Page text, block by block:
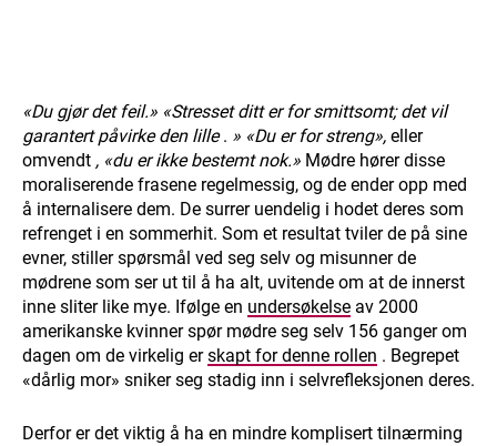
«Du gjør det feil.» «Stresset ditt er for smittsomt; det vil
garantert påvirke den lille. » «Du er for streng», eller
omvendt , «du er ikke bestemt nok.» Mødre hører disse
moraliserende frasene regelmessig, og de ender opp med
å internalisere dem. De surrer uendelig i hodet deres som
refrenget i en sommerhit. Som et resultat tviler de på sine
evner, stiller spørsmål ved seg selv og misunner de
mødrene som ser ut til å ha alt, uvitende om at de innerst
inne sliter like mye. Ifølge en undersøkelse av 2000
amerikanske kvinner spør mødre seg selv 156 ganger om
dagen om de virkelig erskapt for denne rollen . Begrepet
«dårlig mor» sniker seg stadig inn i selvrefleksjonen deres.
Derfor er det viktig å ha en mindre komplisert tilnærming